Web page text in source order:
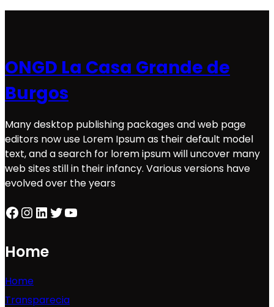
ONGD La Casa Grande de
Burgos
Many desktop publishing packages and web page
editors now use Lorem Ipsum as their default model
text, and a search for lorem ipsum will uncover many
web sites still in their infancy. Various versions have
evolved over the years
Facebook InstagramLinkedIn Twitter YouTube
Home
Home
Transparecia